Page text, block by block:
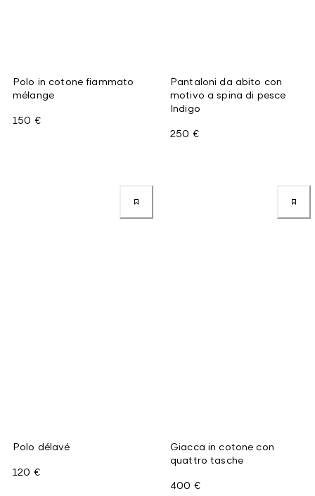
Polo in cotone fiammato
mélange
150 €
Pantaloni da abito con
motivo a spina di pesce
Indigo
250 €
Polo délavé
120 €
Giacca in cotone con
quattro tasche
400 €